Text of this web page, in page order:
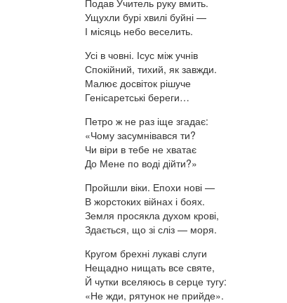
Ущухли бурі хвилі буйні —
І місяць небо веселить.
Усі в човні. Ісус між учнів
Спокійний, тихий, як завжди.
Малює досвіток рішуче
Генісаретські береги…
Петро ж не раз іще згадає:
«Чому засумнівався ти?
Чи віри в тебе не хватає
До Мене по воді дійти?»
Пройшли віки. Епохи нові —
В жорстоких війнах і боях.
Земля просякла духом крові,
Здається, що зі сліз — моря.
Кругом брехні лукаві слуги
Нещадно нищать все святе,
Й чутки вселяюсь в серце тугу:
«Не жди, рятунок не прийде».